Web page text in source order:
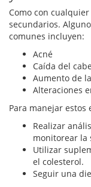
Como con
secundarios.
comunes incluyen:
Acné
Caída del
Aumento de
Alteraciones
Para manejar estos
Realizar
monitorear la
Utilizar
el colesterol.
Seguir una